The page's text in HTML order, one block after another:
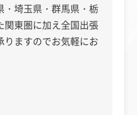
・埼玉県・群馬県・栃
関東圏に加え全国出張
ますのでお気軽にお